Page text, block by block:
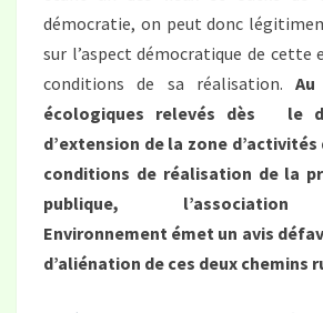
démocratie, on peut donc
sur l’aspect démocratique de cette
conditions de sa réalisation.
écologiques relevés dès le
d’extension de la zone
conditions de réalisation de la
publique, l’association
Environnement émet un avis
d’aliénation de ces deux chemins